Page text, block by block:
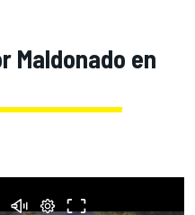
Maldonado en